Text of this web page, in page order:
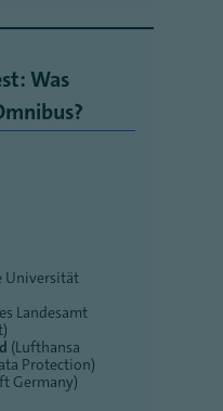
Was
Universität
Landesamt
(Lufthansa
Protection)
Germany)